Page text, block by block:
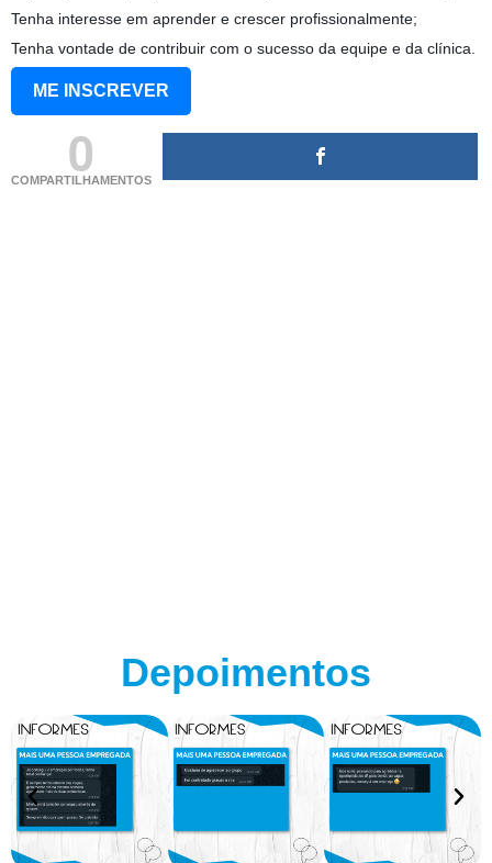
Tenha interesse em aprender e crescer profissionalmente;
Tenha vontade de contribuir com o sucesso da equipe e da clínica.
ME INSCREVER
0
COMPARTILHAMENTOS
Depoimentos